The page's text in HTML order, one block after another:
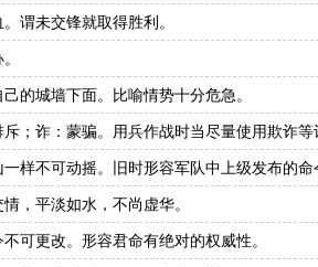
谓未交锋就取得胜利。
的城墙下面。比喻情势十分危急。
斥；诈：蒙骗。用兵作战时当尽量使用欺诈
样不可动摇。旧时形容军队中上级发布的
，平淡如水，不尚虚华。
可更改。形容君命有绝对的权威性。